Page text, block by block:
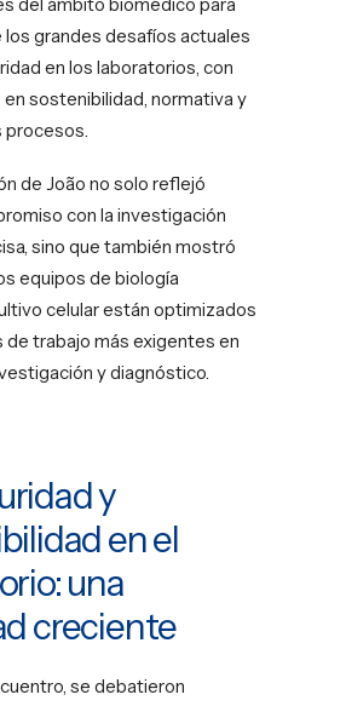
grandes desafíos actuales
en los laboratorios, con
sostenibilidad, normativa y
procesos.
de João no solo reflejó
con la investigación
sino que también mostró
equipos de biología
celular están optimizados
de trabajo más exigentes en
y diagnóstico.
y
en el
una
creciente
se debatieron